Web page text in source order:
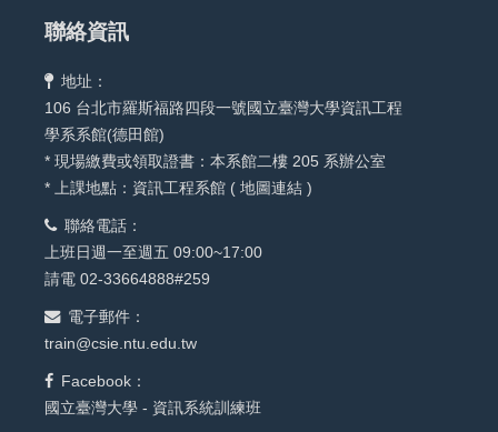
聯絡資訊
地址：
106 台北市羅斯福路四段一號國立臺灣大學資訊工程
學系系館(德田館)
* 現場繳費或領取證書：本系館二樓 205 系辦公室
* 上課地點：資訊工程系館 ( 地圖連結 )
聯絡電話：
上班日週一至週五 09:00~17:00
請電 02-33664888#259
電子郵件：
train@csie.ntu.edu.tw
Facebook：
國立臺灣大學 - 資訊系統訓練班